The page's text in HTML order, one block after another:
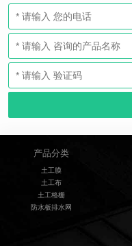
产品分类
土工膜
土工布
土工格栅
防水板排水网